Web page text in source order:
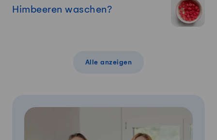
Himbeeren waschen?
Alle anzeigen